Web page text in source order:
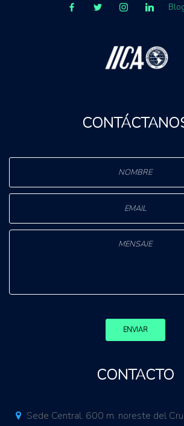
ENVIAR
CONTACTO
Sede Central. 600 m. noreste del